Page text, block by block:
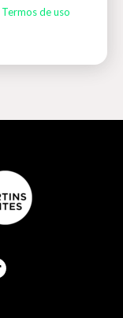
Termos de uso